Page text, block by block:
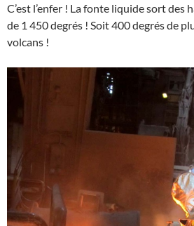
C’est l’enfer ! La fonte liquide sort des
de 1 450 degrés ! Soit 400 degrés de
volcans !